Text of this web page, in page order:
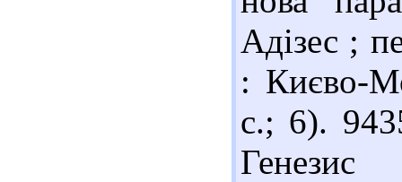
Адізес ;
: Києво-
с.; 6).